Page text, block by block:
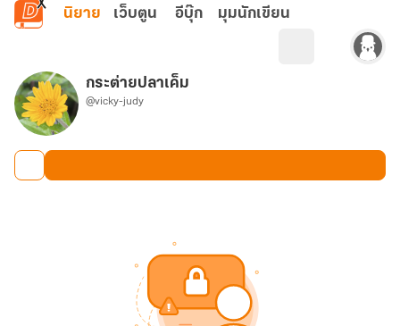
ข้ามไปยังเนื้อหาหลัก
นิยาย เว็บตูน อีบุ๊ก มุมนักเขียน
กระต่ายปลาเค็ม
@vicky-judy